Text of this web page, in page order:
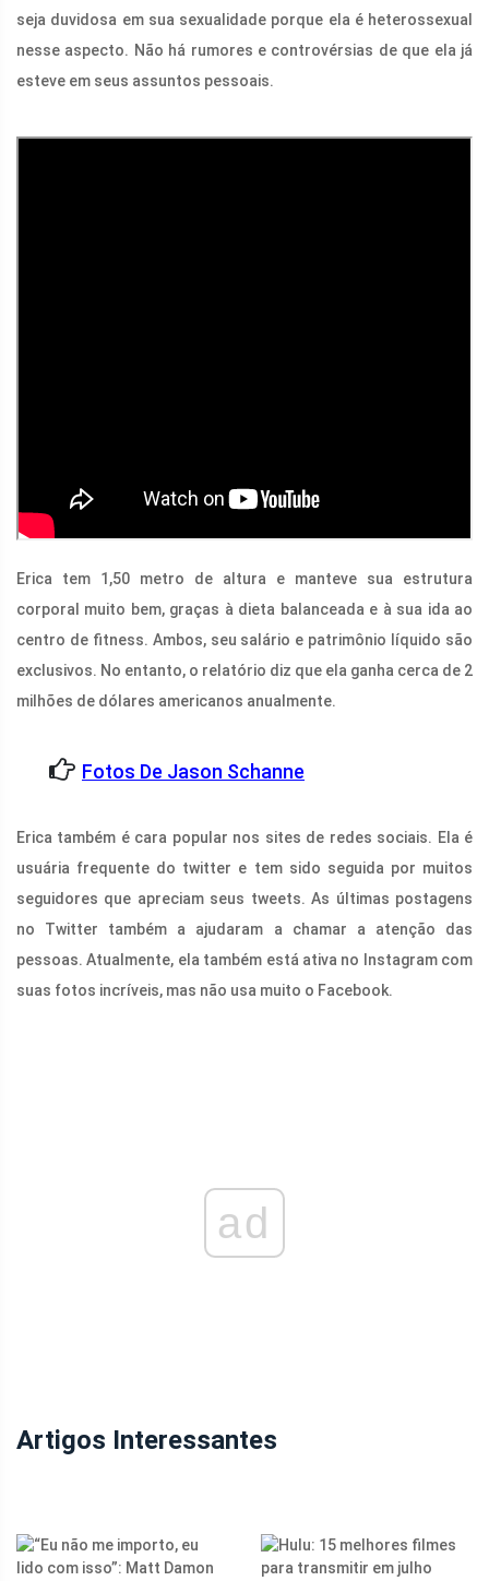
seja duvidosa em sua sexualidade porque ela é heterossexual
nesse aspecto. Não há rumores e controvérsias de que ela já
esteve em seus assuntos pessoais.
Erica tem 1,50 metro de altura e manteve sua estrutura
corporal muito bem, graças à dieta balanceada e à sua ida ao
centro de fitness. Ambos, seu salário e patrimônio líquido são
exclusivos. No entanto, o relatório diz que ela ganha cerca de 2
milhões de dólares americanos anualmente.
Fotos De Jason Schanne
Erica também é cara popular nos sites de redes sociais. Ela é
usuária frequente do twitter e tem sido seguida por muitos
seguidores que apreciam seus tweets. As últimas postagens
no Twitter também a ajudaram a chamar a atenção das
pessoas. Atualmente, ela também está ativa no Instagram com
suas fotos incríveis, mas não usa muito o Facebook.
ad
Artigos Interessantes